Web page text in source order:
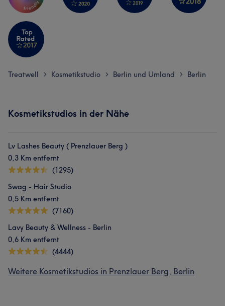
Treatwell > Kosmetikstudio > Berlin und Umland > Berlin
Kosmetikstudios in der Nähe
Lv Lashes Beauty ( Prenzlauer Berg )
0,3 Km entfernt
(1295)
Swag - Hair Studio
0,5 Km entfernt
(7160)
Lavy Beauty & Wellness - Berlin
0,6 Km entfernt
(4444)
Weitere Kosmetikstudios in Prenzlauer Berg, Berlin